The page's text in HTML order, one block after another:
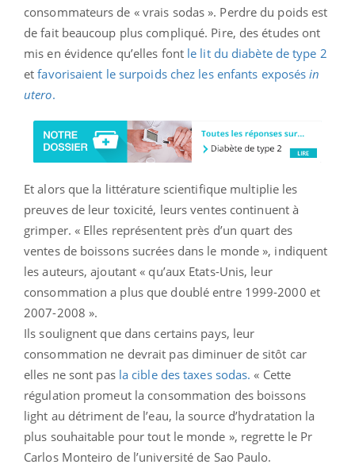
consommateurs de « vrais sodas ». Perdre du poids est
de fait beaucoup plus compliqué. Pire, des études ont
mis en évidence qu’elles font le lit du diabète de type 2
etfavorisaient le surpoids chez les enfants exposésin
utero.
Et alors que la littérature scientifique multiplie les
preuves de leur toxicité, leurs ventes continuent à
grimper. « Elles représentent près d’un quart des
ventes de boissons sucrées dans le monde », indiquent
les auteurs, ajoutant « qu’aux Etats-Unis, leur
consommation a plus que doublé entre 1999-2000 et
2007-2008 ».
Ils soulignent que dans certains pays, leur
consommation ne devrait pas diminuer de sitôt car
elles ne sont pas la cible des taxes sodas. « Cette
régulation promeut la consommation des boissons
light au détriment de l’eau, la source d’hydratation la
plus souhaitable pour tout le monde », regrette le Pr
Carlos Monteiro de l’université de Sao Paulo.